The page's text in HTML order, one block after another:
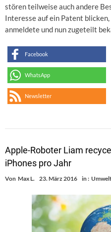
stören teilweise auch andere
Interesse auf ein Patent
anmeldete und nun zugeteilt
Facebook
WhatsApp
Newsletter
Apple-Roboter Liam
iPhones pro Jahr
Von Max L. 23. März 2016 in :